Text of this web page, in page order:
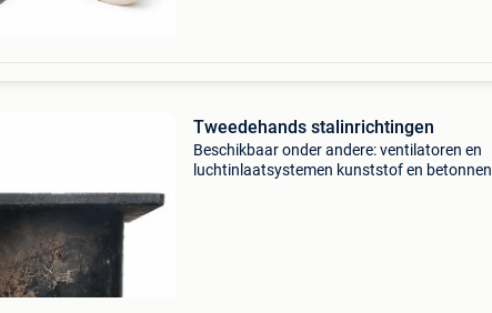
Tweedehands stalinrichtingen
Beschikbaar onder andere: ventilatoren en
luchtinlaatsystemen kunststof en betonnen